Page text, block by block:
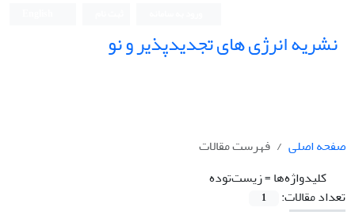
نشریه انرژی های تجدیدپذیر و نو
صفحه اصلی
فهرست مقالات
کلیدواژه‌ها =زیست‌توده
تعداد مقالات:
1